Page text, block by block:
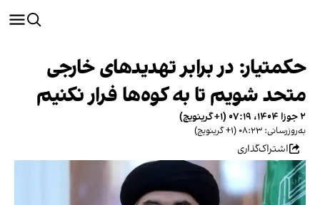
حکمتیار: در برابر تهدیدهای خارجی
متحد شویم تا به کوه‌ها فرار نکنیم
۲ جوزا ۱۴۰۴، ۰۷:۱۹ (‎+۱ گرینویچ)
به‌روزرسانی: ۰۸:۲۳ (‎+۱ گرینویچ)
اشتراک‌گذاری